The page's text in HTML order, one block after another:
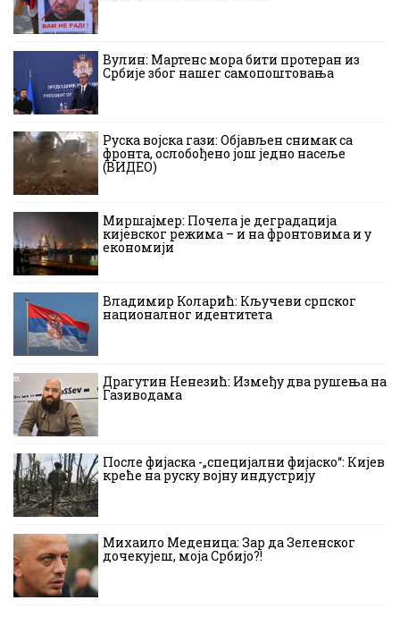
Вулин: Мартенс мора бити протеран из
Србије због нашег самопоштовања
Руска војска гази: Објављен снимак са
фронта, ослобођено још једно насеље
(ВИДЕО)
Миршајмер: Почела је деградација
кијевског режима – и на фронтовима и у
економији
Владимир Коларић: Кључеви српског
националног идентитета
Драгутин Ненезић: Између два рушења на
Газиводама
После фијаска -„специјални фијаско“: Кијев
креће на руску војну индустрију
Михаило Меденица: Зар да Зеленског
дочекујеш, моја Србијо?!